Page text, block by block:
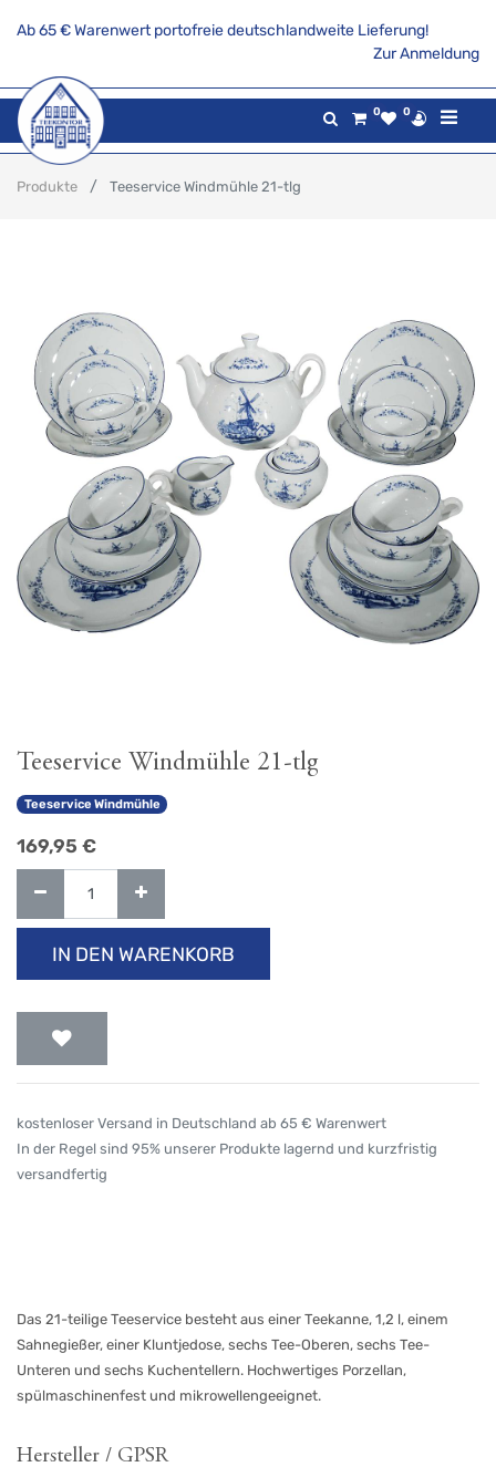
Ab 65 € Warenwert portofreie deutschlandweite Lieferung!
Zur Anmeldung
0 0
Produkte Teeservice Windmühle 21-tlg
Teeservice Windmühle 21-tlg
Teeservice Windmühle
169,95 €
IN DEN WARENKORB
kostenloser Versand in Deutschland ab 65 € Warenwert
In der Regel sind 95% unserer Produkte lagernd und kurzfristig
versandfertig
Das 21-teilige Teeservice besteht aus einer Teekanne, 1,2 l, einem
Sahnegießer, einer Kluntjedose, sechs Tee-Oberen, sechs Tee-
Unteren und sechs Kuchentellern. Hochwertiges Porzellan,
spülmaschinenfest und mikrowellengeeignet.
Hersteller / GPSR